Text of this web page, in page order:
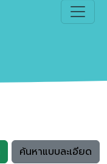
ค้นหาแบบละเอียด